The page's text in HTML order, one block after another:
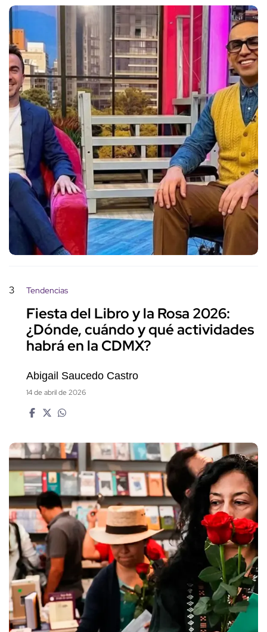
3 Tendencias
Fiesta del Libro y la Rosa 2026:
¿Dónde, cuándo y qué actividades
habrá en la CDMX?
Abigail Saucedo Castro
14 de abril de 2026